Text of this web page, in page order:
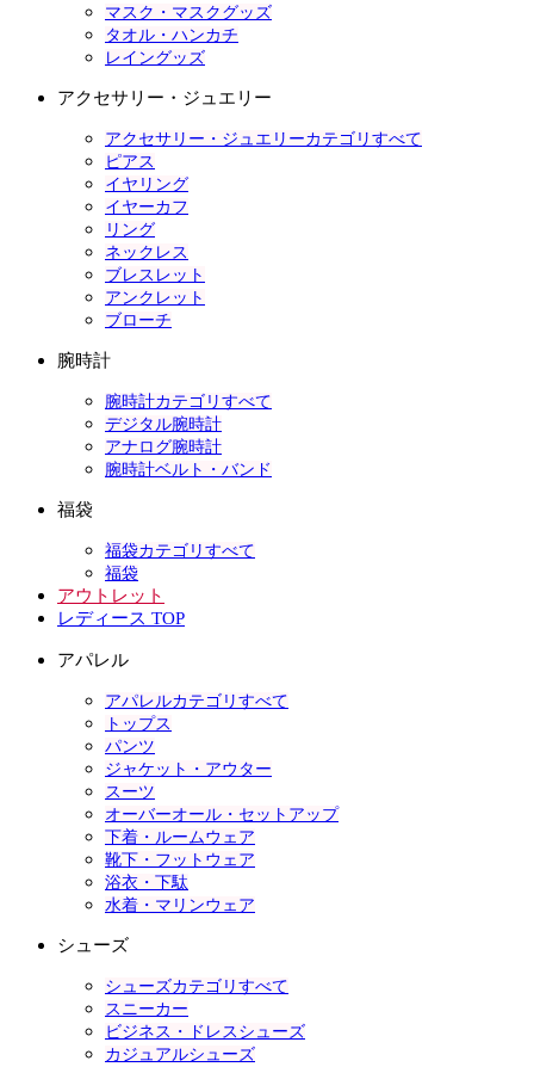
マスク・マスクグッズ
タオル・ハンカチ
レイングッズ
アクセサリー・ジュエリー
アクセサリー・ジュエリーカテゴリすべて
ピアス
イヤリング
イヤーカフ
リング
ネックレス
ブレスレット
アンクレット
ブローチ
腕時計
腕時計カテゴリすべて
デジタル腕時計
アナログ腕時計
腕時計ベルト・バンド
福袋
福袋カテゴリすべて
福袋
アウトレット
レディース TOP
アパレル
アパレルカテゴリすべて
トップス
パンツ
ジャケット・アウター
スーツ
オーバーオール・セットアップ
下着・ルームウェア
靴下・フットウェア
浴衣・下駄
水着・マリンウェア
シューズ
シューズカテゴリすべて
スニーカー
ビジネス・ドレスシューズ
カジュアルシューズ